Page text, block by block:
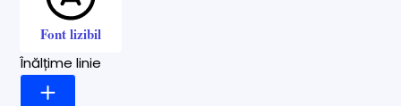
Font lizibil
Înălțime linie